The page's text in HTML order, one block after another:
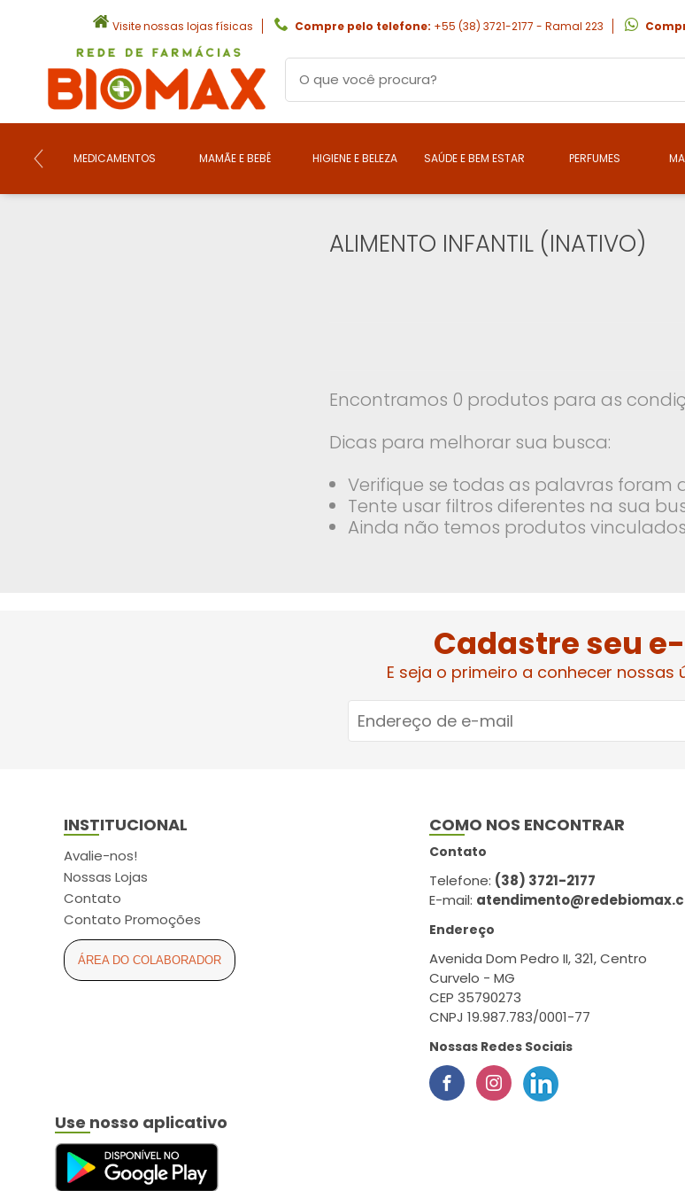
Visite nossas lojas físicas Compre pelo telefone: +55 (38) 3721-2177 - Ramal 223
MEDICAMENTOS MAMÃE E BEBÊ HIGIENE E BELEZA SAÚDE E BEM ESTAR PERFUMES
ALIMENTO INFANTIL (INATIVO)
Encontramos 0 produtos para as
Dicas para melhorar sua busca:
Verifique se todas as palavras foram
Tente usar filtros diferentes na sua
Ainda não temos produtos
Cadastre seu
E seja o primeiro a conhecer nossas
INSTITUCIONAL
Avalie-nos!
Nossas Lojas
Contato
Contato Promoções
ÁREA DO COLABORADOR
COMO NOS ENCONTRAR
Contato
Telefone: (38) 3721-2177
E-mail:
Endereço
Avenida Dom Pedro II, 321, Centro
Curvelo - MG
CEP 35790273
CNPJ 19.987.783/0001-77
Nossas Redes Sociais
Use nosso aplicativo